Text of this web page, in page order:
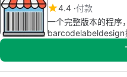
4.4 付款
一个完整版本的程序
barcodelabeldesign